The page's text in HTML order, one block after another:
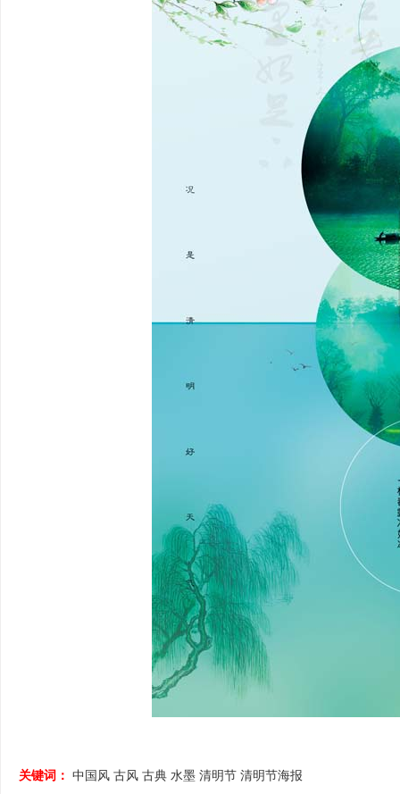
关键词： 中国风 古风 古典 水墨 清明节 清明节海报